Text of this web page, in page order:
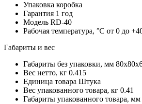
Упаковка коробка
Гарантия 1 год
Модель RD-40
Рабочая температура, °С от 0 до
Габариты и вес
Габариты без упаковки, мм
Вес нетто, кг 0.415
Единица товара Штука
Вес упакованного товара, кг 0.41
Габариты упакованного товара, мм